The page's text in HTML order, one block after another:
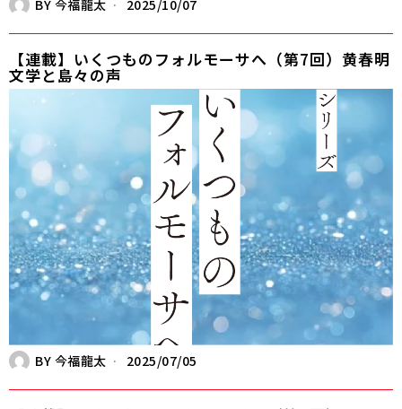
BY 今福龍太 2025/10/07
【連載】いくつものフォルモーサへ（第7回）黄春明
文学と島々の声
BY 今福龍太 2025/07/05